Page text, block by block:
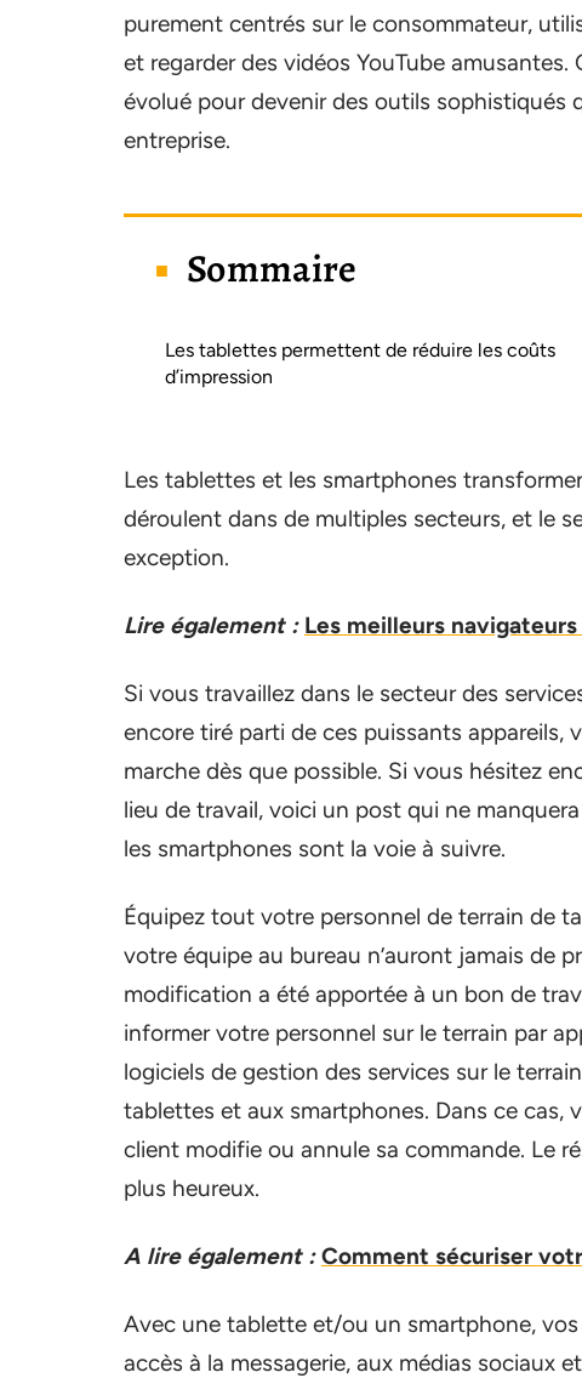
purement centrés sur le consommateur,
et regarder des vidéos YouTube
évolué pour devenir des outils
entreprise.
Sommaire
Les tablettes permettent de réduire les coûts
d’impression
Les tablettes et les smartphones
déroulent dans de multiples secteurs, et le
exception.
Lire également : Les meilleurs
Si vous travaillez dans le secteur des
encore tiré parti de ces puissants appareils,
marche dès que possible. Si vous hésitez
lieu de travail, voici un post qui ne
les smartphones sont la voie à suivre.
Équipez tout votre personnel de terrain de
votre équipe au bureau n’auront jamais de
modification a été apportée à un bon de
informer votre personnel sur le terrain par
logiciels de gestion des services sur le
tablettes et aux smartphones. Dans ce cas,
client modifie ou annule sa commande. Le
plus heureux.
A lire également : Comment sécuriser
Avec une tablette et/ou un smartphone,
accès à la messagerie, aux médias sociaux